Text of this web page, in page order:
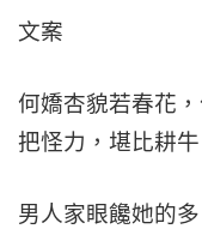
文案
何嬌杏貌若春花
把怪力，堪比耕牛
男人家眼饞她的